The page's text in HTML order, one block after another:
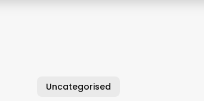
Uncategorised